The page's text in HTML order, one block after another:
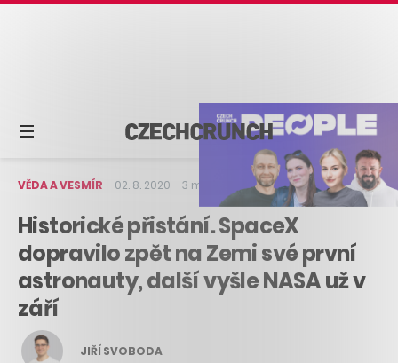
VĚDA A VESMÍR – 02. 8. 2020 –3 min čtení
Historické přistání. SpaceX
dopravilo zpět na Zemi své první
astronauty, další vyšle NASA už v
září
JIŘÍ SVOBODA